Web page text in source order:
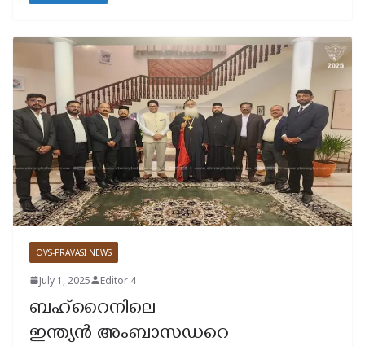
OVS-PRAVASI NEWS
July 1, 2025 Editor 4
ബഹ്റൈനിലെ
ഇന്ത്യന്‍ അംബാസഡറെ